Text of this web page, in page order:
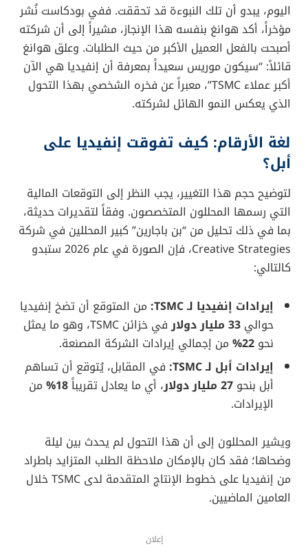
اليوم، يبدو أن تلك النبوءة قد تحققت. ففي بودكاست نُشر
مؤخراً، أكد هوانغ بنفسه هذا الإنجاز، مشيراً إلى أن شركته
أصبحت بالفعل العميل الأكبر من حيث الطلبات. وعلق هوانغ
قائلاً: “سيكون موريس سعيداً بمعرفة أن إنفيديا هي الآن
أكبر عملاء TSMC”، معبراً عن فخره الشخصي بهذا التحول
الذي يعكس النمو الهائل لشركته.
لغة الأرقام: كيف تفوقت إنفيديا على
أبل؟
لتوضيح حجم هذا التغيير، يجب النظر إلى التوقعات المالية
التي رسمها المحللون المتخصصون. وفقاً لتقديرات حديثة،
بما في ذلك تحليل من “بن باجارين” كبير المحللين في شركة
Creative Strategies، فإن الصورة في عام 2026 ستبدو
كالتالي:
إيرادات إنفيديا لـ TSMC:
من المتوقع أن تضخ إنفيديا
حوالي 33 مليار دولار
في خزائن TSMC، وهو ما يمثل
نحو 22%
من إجمالي إيرادات الشركة المصنعة.
إيرادات أبل لـ TSMC:
في المقابل، يُتوقع أن تساهم
أبل بنحو 27 مليار دولار ، أي ما يعادل تقريباً18%
من
الإيرادات.
ويشير المحللون إلى أن هذا التحول لم يحدث بين ليلة
وضحاها؛ فقد كان بالإمكان ملاحظة الطلب المتزايد باطراد
من إنفيديا على خطوط الإنتاج المتقدمة لدى TSMC خلال
العامين الماضيين.
إعلان